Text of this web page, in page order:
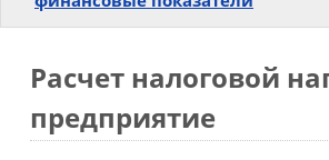
Расчет налоговой
предприятие